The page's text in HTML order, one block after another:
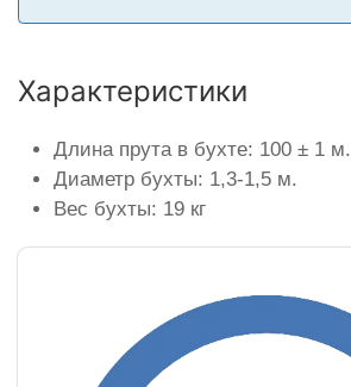
Характеристики
Длина прута в бухте: 100 ± 1 м.
Диаметр бухты: 1,3-1,5 м.
Вес бухты: 19 кг